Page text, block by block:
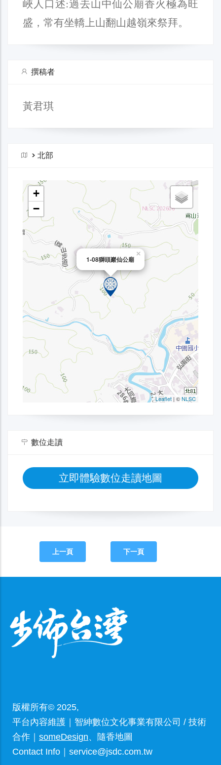
峽人口述:過去山中仙公廟香火極為旺
盛，常有坐轎上山翻山越嶺來祭拜。
撰稿者
黃君琪
> 北部
數位走讀
立即體驗數位走讀地圖
上一頁 下一頁
版權所有© 2025,
平台內容維護｜智紳數位文化事業有限公司 / 技術
合作｜ someDesign、隨香地圖
Contact Info｜service@jsdc.com.tw